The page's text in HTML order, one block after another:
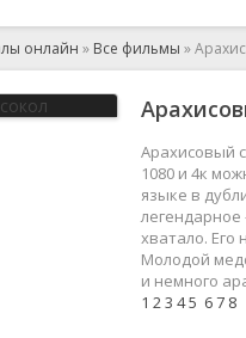
2024
2023
2022
2021
Русские
онлайн » Все фильмы »
Арахисовый
1080 и 4к
языке в
легендарное
хватало. Его
Молодой
и немного
1 23 45 67 8